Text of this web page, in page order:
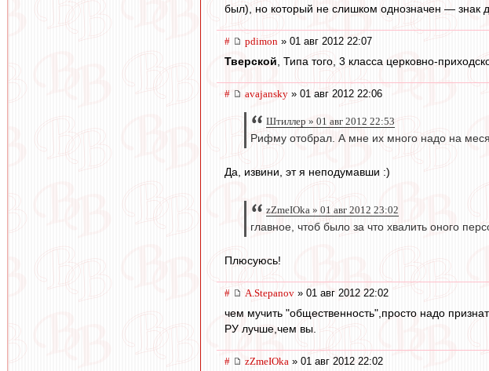
был), но который не слишком однозначен — знак
# pdimon » 01 авг 2012 22:07
Тверской, Типа того, 3 класса церковно-
# avajansky » 01 авг 2012 22:06
Штиллер » 01 авг 2012 22:53
Рифму отобрал. А мне их много надо на
Да, извини, эт я неподумавши :)
zZmeIOka » 01 авг 2012 23:02
главное, чтоб было за что хвалить оного
Плюсуюсь!
# A.Stepanov » 01 авг 2012 22:02
чем мучить "общественность",просто надо
РУ лучше,чем вы.
# zZmeIOka » 01 авг 2012 22:02